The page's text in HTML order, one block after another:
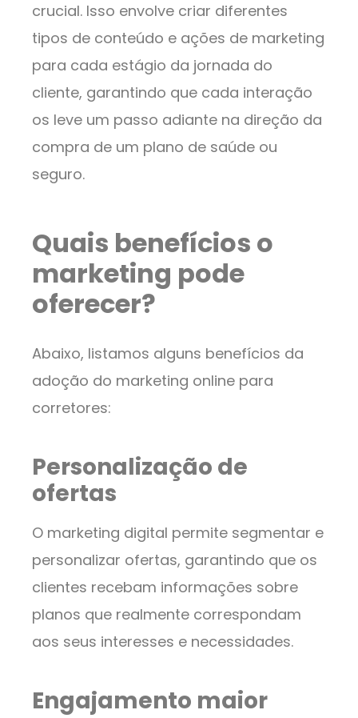
crucial. Isso envolve criar diferentes
tipos de conteúdo e ações de marketing
para cada estágio da jornada do
cliente, garantindo que cada interação
os leve um passo adiante na direção da
compra de um plano de saúde ou
seguro.
Quais benefícios o
marketing pode
oferecer?
Abaixo, listamos alguns benefícios da
adoção do marketing online para
corretores:
Personalização de
ofertas
O marketing digital permite segmentar e
personalizar ofertas, garantindo que os
clientes recebam informações sobre
planos que realmente correspondam
aos seus interesses e necessidades.
Engajamento maior